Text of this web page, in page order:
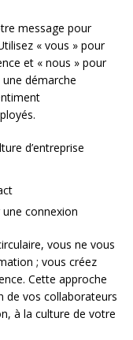
message pour
« vous » pour
et « nous » pour
une démarche
d’entreprise
connexion
vous ne vous
; vous créez
Cette approche
de vos collaborateurs
à la culture de votre